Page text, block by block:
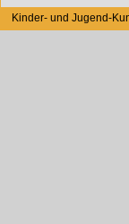
Kinder- und Jugend-